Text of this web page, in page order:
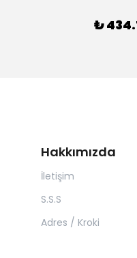
₺
Hakkımızda
İletişim
S.S.S
Adres / Kroki